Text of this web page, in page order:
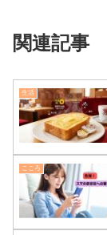
関連記事
生活
こころ